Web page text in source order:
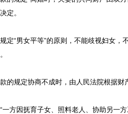
定。
“男女平等”的原则，不能歧视妇女，
规定协商不成时，由人民法院根据财
因抚育子女、照料老人、协助另一